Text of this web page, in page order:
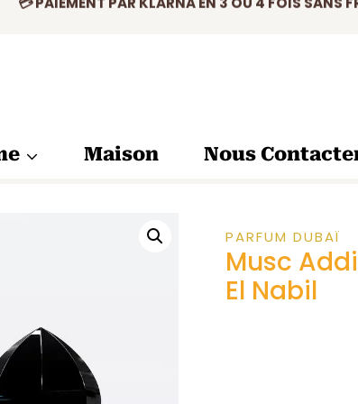
Maison Nous
PARFUM DUBAÏ
Musc
El Nabil